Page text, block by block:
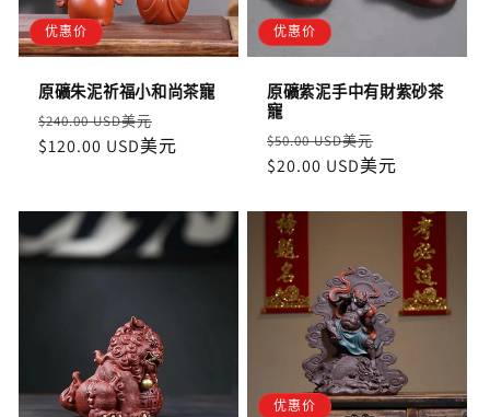
优惠价
原礦朱泥祈福小和尚茶寵
定
價
$240.00 USD美元
價
$120.00 USD美元
优惠价
原礦紫泥手中有財紫砂茶
寵
定
價
$50.00 USD美元
價
$20.00 USD美元
优惠价